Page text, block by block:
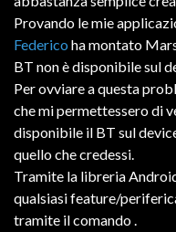
Provando le mie
Federico ha montato
BT non è disponibile sul
Per ovviare a questa
che mi permettessero di
disponibile il BT sul
quello che credessi.
Tramite la libreria
qualsiasi feature/
tramite il comando .